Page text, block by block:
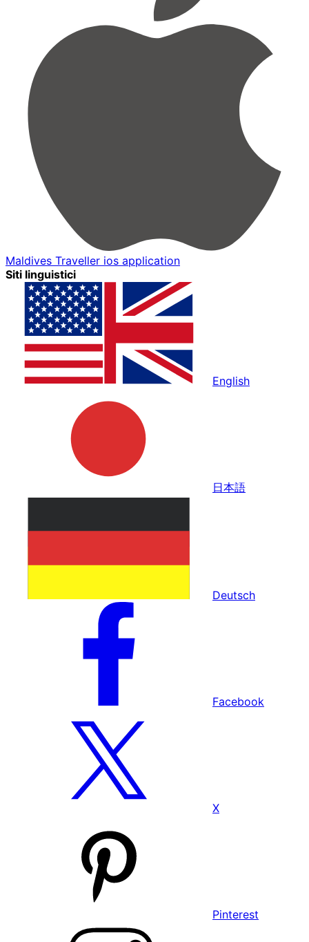
Maldives Traveller ios application
Siti linguistici
English
日本語
Deutsch
Facebook
X
Pinterest